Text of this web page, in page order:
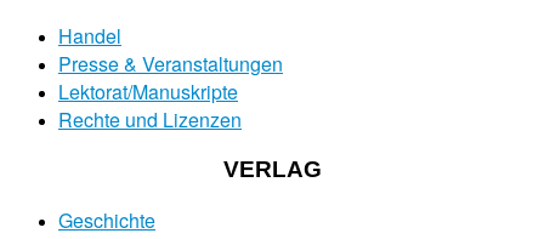
Handel
Presse & Veranstaltungen
Lektorat/Manuskripte
Rechte und Lizenzen
VERLAG
Geschichte